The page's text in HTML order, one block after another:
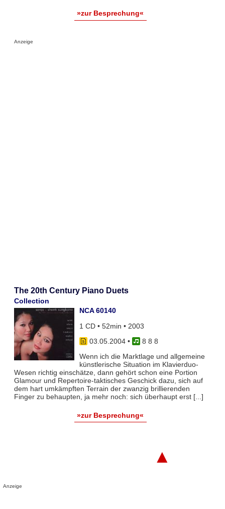
»zur Besprechung«
Anzeige
The 20th Century Piano Duets
Collection
NCA 60140
1 CD • 52min • 2003
03.05.2004•
8 8 8
Wenn ich die Marktlage und allgemeine
künstlerische Situation im Klavierduo-
Wesen richtig einschätze, dann gehört schon eine Portion
Glamour und Repertoire-taktisches Geschick dazu, sich auf
dem hart umkämpften Terrain der zwanzig brillierenden
Finger zu behaupten, ja mehr noch: sich überhaupt erst [...]
»zur Besprechung«
▲
Anzeige